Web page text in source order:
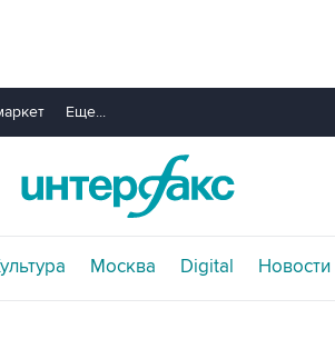
Еще...
Москва Digital Новости